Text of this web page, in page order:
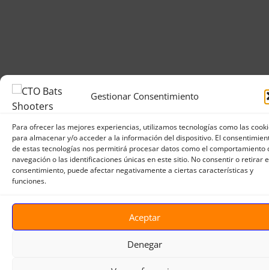
Gestionar Consentimiento
Para ofrecer las mejores experiencias, utilizamos tecnologías como las
para almacenar y/o acceder a la información del dispositivo. El
de estas tecnologías nos permitirá procesar datos como el comportamiento
navegación o las identificaciones únicas en este sitio. No consentir o retirar
consentimiento, puede afectar negativamente a ciertas características y
funciones.
Aceptar
Denegar